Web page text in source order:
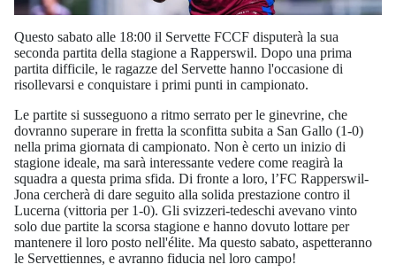
Questo sabato alle 18:00 il Servette FCCF disputerà la sua
seconda partita della stagione a Rapperswil. Dopo una prima
partita difficile, le ragazze del Servette hanno l'occasione di
risollevarsi e conquistare i primi punti in campionato.
Le partite si susseguono a ritmo serrato per le ginevrine, che
dovranno superare in fretta la sconfitta subita a San Gallo (1-0)
nella prima giornata di campionato. Non è certo un inizio di
stagione ideale, ma sarà interessante vedere come reagirà la
squadra a questa prima sfida. Di fronte a loro, l’FC Rapperswil-
Jona cercherà di dare seguito alla solida prestazione contro il
Lucerna (vittoria per 1-0). Gli svizzeri-tedeschi avevano vinto
solo due partite la scorsa stagione e hanno dovuto lottare per
mantenere il loro posto nell'élite. Ma questo sabato, aspetteranno
le Servettiennes, e avranno fiducia nel loro campo!